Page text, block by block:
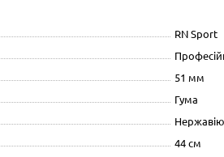
RN Sport
51 мм
Гума
44 см